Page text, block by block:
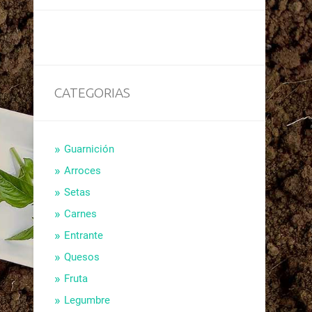
CATEGORIAS
Guarnición
Arroces
Setas
Carnes
Entrante
Quesos
Fruta
Legumbre